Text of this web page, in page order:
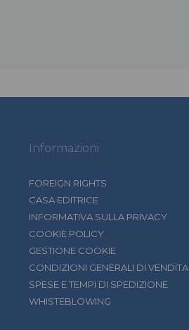
Informazioni
FOREIGN RIGHTS
CASA EDITRICE
INFORMATIVA SULLA PRIVACY
COOKIE POLICY
GESTIONE COOKIE
CONDIZIONI GENERALI DI VENDITA
SPESE E TEMPI DI SPEDIZIONE
WHISTEBLOWING